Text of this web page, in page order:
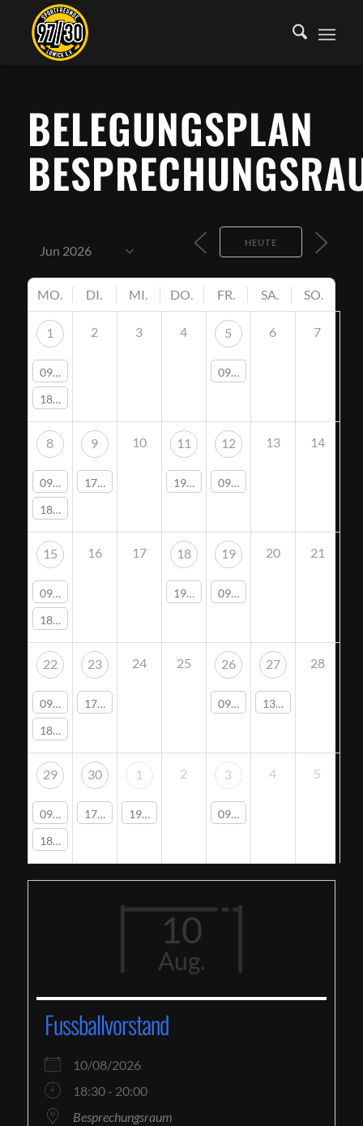
BELEGUNGSPLAN
HEUTE
MO. DI. MI. DO. FR. SA. SO.
1
09:30 -
18:30 -
2 3 4 5
09:00 -
6 7
8
09:30 -
Gesellschaftstanz
18:30 -
9
17:45 -
10 11
19:00 - Gesamtvorstand
12
09:00 -
13 14
15
09:30 -
18:30 -
16 17 18
19:30 - CDU Ortsverband West
19
09:00 -
20 21
22
09:30 -
Gesellschaftstanz
18:30 -
23
17:45 -
24 25 26
09:00 - Yogakurs
27
13:30 -
28
29
09:30 -
Gesellschaftstanz
18:30 -
30
17:00 - C1
1
19:00 -
2 3
09:00 -
4 5
10
Aug.
Fussballvorstand
10/08/2026
18:30 - 20:00
Besprechungsraum